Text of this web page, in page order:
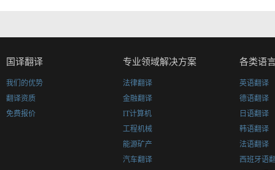
国译翻译
我们的优势
翻译资质
免费报价
专业领域解决方案
法律翻译
金融翻译
IT计算机
工程机械
能源矿产
汽车翻译
各类语
英语翻译
德语翻译
日语翻译
韩语翻译
法语翻译
西班牙语